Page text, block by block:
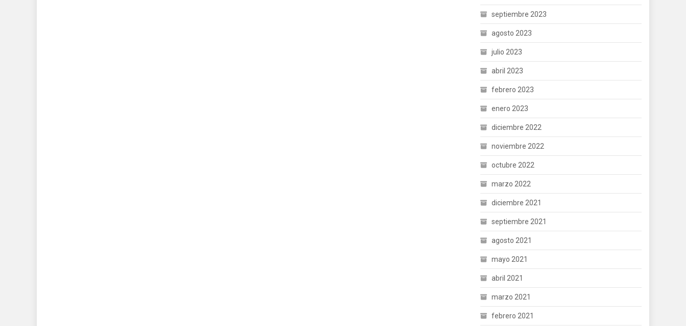
septiembre 2023
agosto 2023
julio 2023
abril 2023
febrero 2023
enero 2023
diciembre 2022
noviembre 2022
octubre 2022
marzo 2022
diciembre 2021
septiembre 2021
agosto 2021
mayo 2021
abril 2021
marzo 2021
febrero 2021